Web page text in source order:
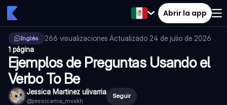
Abrir la app
Inglés 266 visualizaciones·Actualizado 24 de julio de 2026·
1 página
Ejemplos de Preguntas Usando el
Verbo To Be
Jessica Martinez ulivarria
@jessicama_mvxkh
Seguir